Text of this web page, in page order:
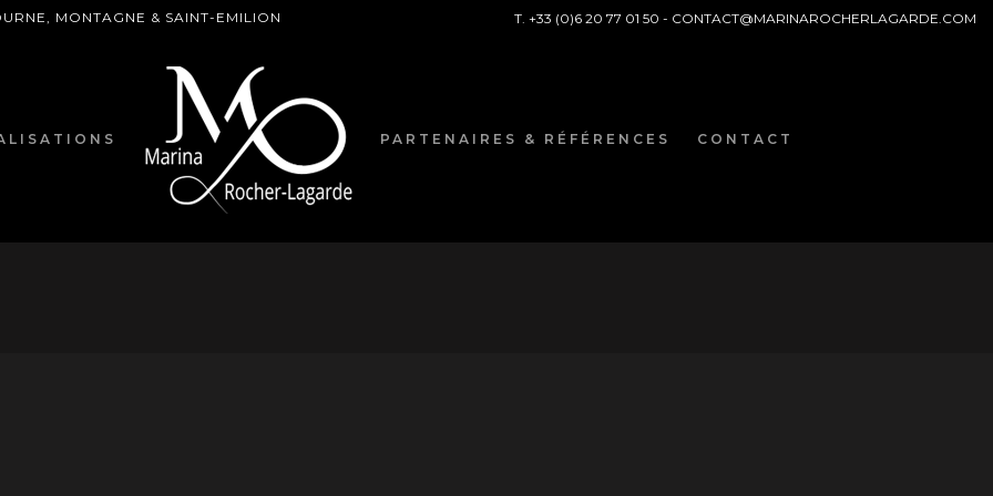
MONTAGNE & SAINT-EMILION T. +33 (0)6 20 77 01 50 - CONTACT@MARINAROCHERLAGARDE.COM
PARTENAIRES & RÉFÉRENCES CONTACT